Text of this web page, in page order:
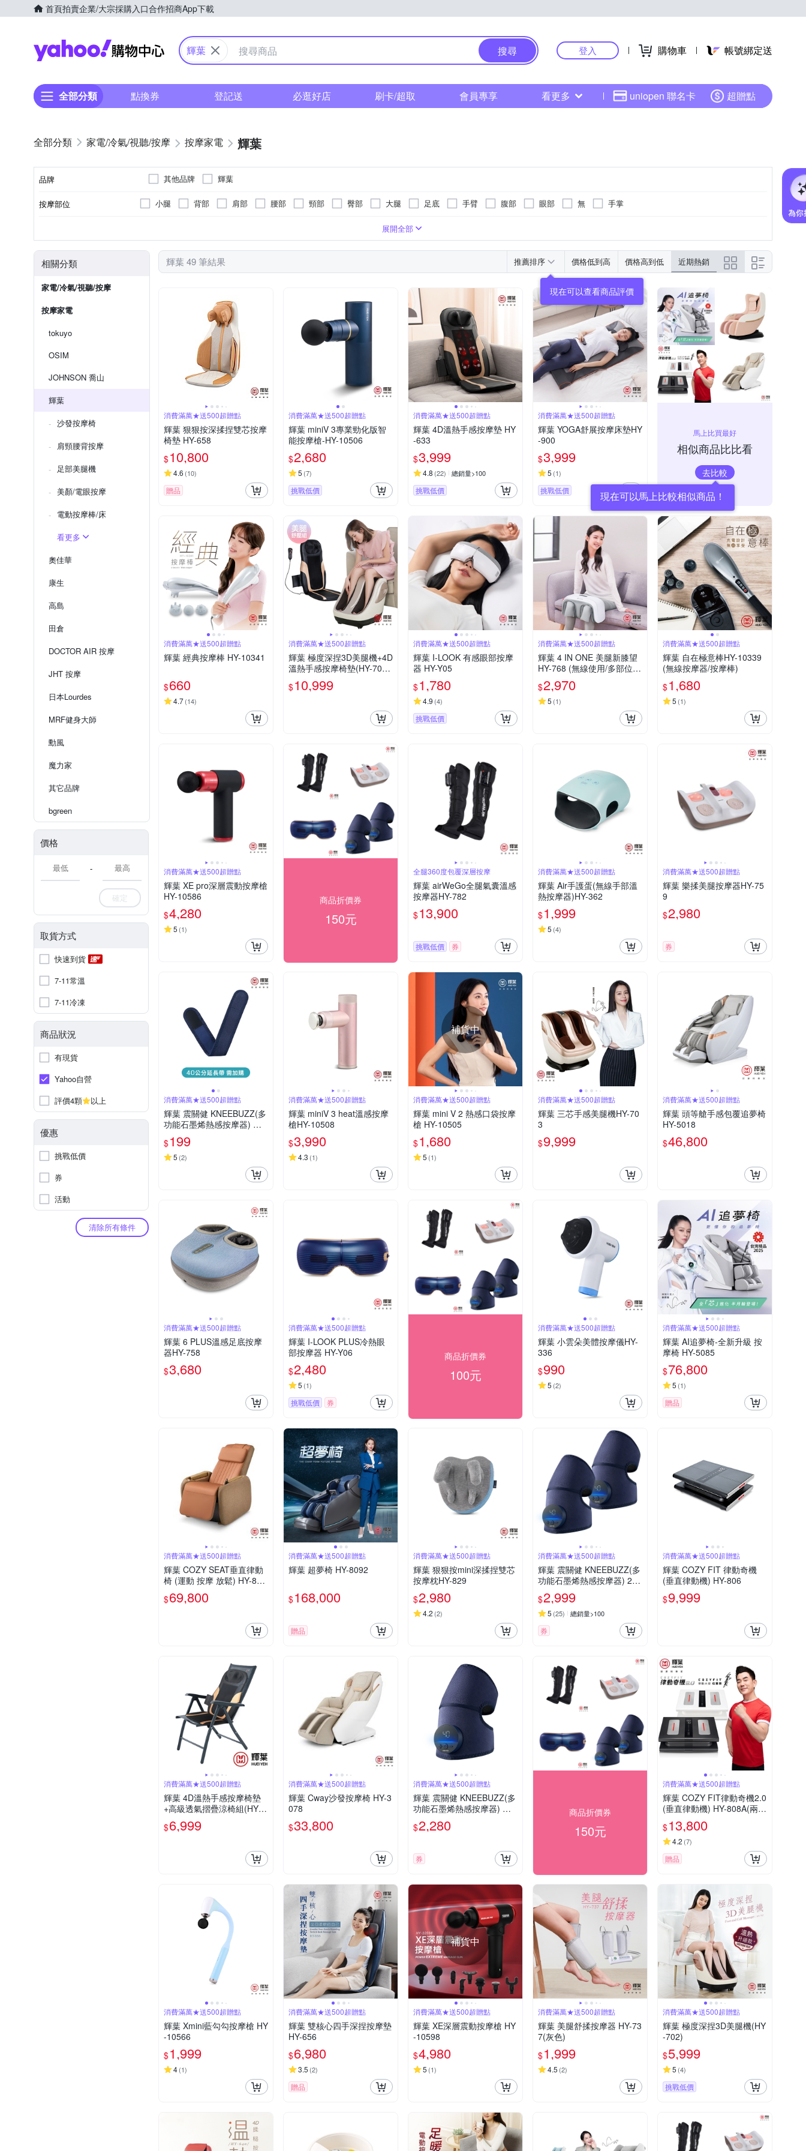
首頁拍賣企業/大宗採購入口合作招商App下載
Yahoo購物中心
輝葉 搜尋 登入 購物車 帳號綁定送
全部分類 點換券 登記送 必逛好店 刷卡/超取 會員專享 看更多 uniopen 聯名卡 超贈點
家電/冷氣/視聽/按摩 按摩家電 輝葉
品牌 其他品牌 輝葉
按摩部位 小腿 背部 肩部 腰部 頸部 臀部 大腿 足底 手臂 腹部 眼部 無 手掌
無
指壓式
按摩床(墊)展開全部
相關分類
家電/冷氣/視聽/按摩
按摩家電
tokuyo
OSIM
JOHNSON 喬山
輝葉
沙發按摩椅
肩頸腰背按摩
足部美腿機
美顏/電眼按摩
電動按摩棒/床
看更多
奧佳華
康生
高島
田倉
DOCTOR AIR 按摩
JHT 按摩
日本Lourdes
MRF健身大師
勳風
魔力家
其它品牌
bgreen
價格
-
確定
取貨方式
快速到貨
7-11常溫
7-11冷凍
商品狀況
有現貨
Yahoo自營
評價4顆
以上
優惠
挑戰低價
券
活動
清除所有條件
輝葉 49 筆結果 推薦排序 價格低到高 價格高到低 近期熱銷
消費滿萬★送500超贈點
輝葉 狠狠按深揉捏雙芯按摩
椅墊 HY-658
$10,800
4.6 (10)
贈品
消費滿萬★送500超贈點
輝葉 miniV 3專業勁化版智
能按摩槍-HY-10506
$2,680
5 (7)
挑戰低價
消費滿萬★送500超贈點
輝葉 4D溫熱手感按摩墊 HY
-633
$3,999
4.8 (22) 總銷量>100
挑戰低價
消費滿萬★送500超贈點
輝葉 YOGA舒展按摩床墊HY
-900
$3,999
5 (1)
挑戰低價
馬上比買最好
相似商品比比看
去比較
消費滿萬★送500超贈點
輝葉 經典按摩棒 HY-10341
$660
4.7(14)
消費滿萬★送500超贈點
輝葉 極度深捏3D美腿機+4D
溫熱手感按摩椅墊(HY-702+
HY-633)
$10,999
消費滿萬★送500超贈點
輝葉 I-LOOK 有感眼部按摩
器 HY-Y05
$1,780
4.9 (4)
挑戰低價
消費滿萬★送500超贈點
輝葉 4 IN ONE 美腿新膝望
HY-768 (無線使用/多部位按
摩/三段力度三種按摩手法調
節)
$2,970
5 (1)
消費滿萬★送500超贈點
輝葉 自在極意棒HY-10339
(無線按摩器/按摩棒)
$1,680
5 (1)
消費滿萬★送500超贈點
輝葉 XE pro深層震動按摩槍
HY-10586
$4,280
5 (1)
商品折價券
150元
全腿360度包覆深層按摩
輝葉 airWeGo全腿氣囊溫感
按摩器HY-782
$13,900
挑戰低價 券
消費滿萬★送500超贈點
輝葉 Air手護蛋(無線手部溫
熱按摩器)HY-362
$1,999
5 (4)
消費滿萬★送500超贈點
輝葉 樂揉美腿按摩器HY-75
9
$2,980
券
消費滿萬★送500超贈點
輝葉 震關健 KNEEBUZZ(多
功能石墨烯熱感按摩器) 延
長帶-HY-762-BU-001
$199
5 (2)
消費滿萬★送500超贈點
輝葉 miniV 3 heat溫感按摩
槍HY-10508
$3,990
4.3 (1)
補貨中
消費滿萬★送500超贈點
輝葉 mini V 2 熱感口袋按摩
槍 HY-10505
$1,680
5 (1)
消費滿萬★送500超贈點
輝葉 三芯手感美腿機HY-70
3
$9,999
消費滿萬★送500超贈點
輝葉 頭等艙手感包覆追夢椅
HY-5018
$46,800
消費滿萬★送500超贈點
輝葉 6 PLUS溫感足底按摩
器HY-758
$3,680
消費滿萬★送500超贈點
輝葉 I-LOOK PLUS冷熱眼
部按摩器 HY-Y06
$2,480
5 (1)
挑戰低價 券
商品折價券
100元
消費滿萬★送500超贈點
輝葉 小雲朵美體按摩儀HY-
336
$990
5 (2)
消費滿萬★送500超贈點
輝葉 AI追夢椅-全新升級 按
摩椅 HY-5085
$76,800
5 (1)
贈品
消費滿萬★送500超贈點
輝葉 COZY SEAT垂直律動
椅 (運動 按摩 放鬆) HY-888
$69,800
消費滿萬★送500超贈點
輝葉 超夢椅 HY-8092
$168,000
贈品
消費滿萬★送500超贈點
輝葉 狠狠按mini深揉捏雙芯
按摩枕HY-829
$2,980
4.2 (2)
消費滿萬★送500超贈點
輝葉 震關健 KNEEBUZZ(多
功能石墨烯熱感按摩器) 2入
關節按摩 膝蓋按摩 HY-762
$2,999
5 (25) 總銷量>100
券
消費滿萬★送500超贈點
輝葉 COZY FIT 律動奇機
(垂直律動機) HY-806
$9,999
消費滿萬★送500超贈點
輝葉 4D溫熱手感按摩椅墊
+高級透氣摺疊涼椅組(HY-6
33+HY-CR01)
$6,999
消費滿萬★送500超贈點
輝葉 Cway沙發按摩椅 HY-3
078
$33,800
消費滿萬★送500超贈點
輝葉 震關健 KNEEBUZZ(多
功能石墨烯熱感按摩器) 關
節按摩 膝蓋按摩 HY-762
$2,280
券
商品折價券
150元
消費滿萬★送500超贈點
輝葉 COZY FIT律動奇機2.0
(垂直律動機) HY-808A(兩色
任選)重力黑/引力白
$13,800
4.2 (7)
贈品
消費滿萬★送500超贈點
輝葉 Xmini藍勾勾按摩槍 HY
-10566
$1,999
4(1)
消費滿萬★送500超贈點
輝葉 雙核心四手深捏按摩墊
HY-656
$6,980
3.5 (2)
贈品
補貨中
消費滿萬★送500超贈點
輝葉 XE深層震動按摩槍 HY
-10598
$4,980
5 (1)
消費滿萬★送500超贈點
輝葉 美腿舒揉按摩器 HY-73
7(灰色)
$1,999
4.5 (2)
消費滿萬★送500超贈點
輝葉 極度深捏3D美腿機(HY
-702)
$5,999
5 (4)
挑戰低價